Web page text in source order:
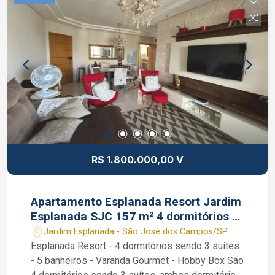
espaço de conveniência, quadra de squash,
quadra de tênis, salão de dança, salão de jogos,
salão de festas, piscina adulto e infantil, piscina
aquecida, quadra poliesportiva, salão de jogos e
muito mais.... Interessados falar com o corretor
de imóveis Jocimar Lopes CRECI 135.799 F (12)
98831-9511 WhatsApp (12) 98137-2979 Vivo
R$ 1.800.000,00 V
Apartamento Esplanada Resort Jardim
Esplanada SJC 157 m² 4 dormitórios 3
suítes
Jardim Esplanada - São José dos Campos/SP
Esplanada Resort - 4 dormitórios sendo 3 suítes
- 5 banheiros - Varanda Gourmet - Hobby Box São